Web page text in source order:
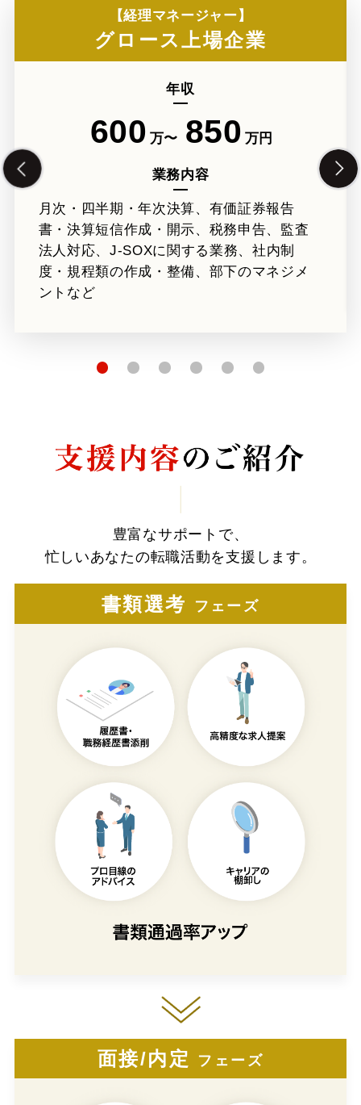
【経理マネージャー】
グロース上場企業
年収
600 万〜 850 万円
業務内容
月次・四半期・年次決算、有価証券報告
書・決算短信作成・開示、税務申告、監査
法人対応、J-SOXに関する業務、社内制
度・規程類の作成・整備、部下のマネジメ
ントなど
豊富なサポートで、
忙しいあなたの転職活動を支援します。
書類選考 フェーズ
面接/内定 フェーズ